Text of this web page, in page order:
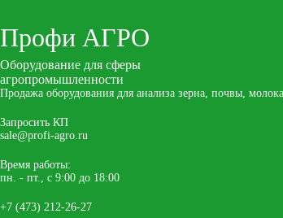
Профи АГРО
Оборудование для сферы
агропромышленности
Продажа оборудования для анализа зерна, почвы,
Запросить КП
sale@profi-agro.ru
Время работы:
пн. - пт., с 9:00 до 18:00
+7 (473) 212-26-27